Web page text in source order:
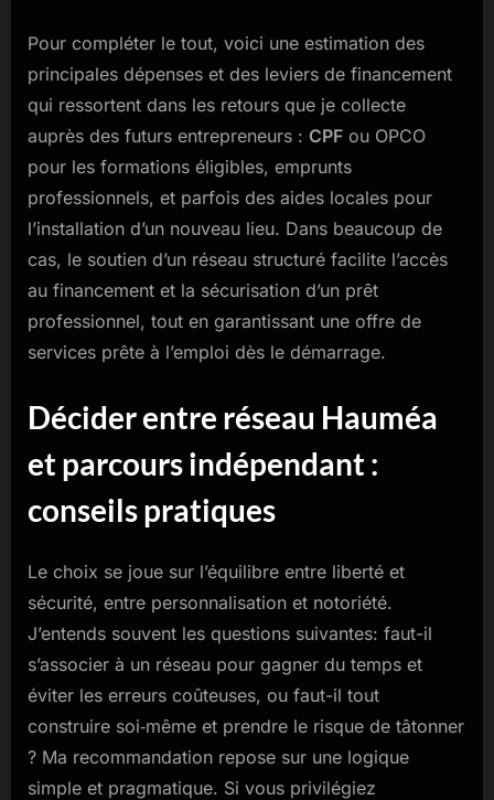
Pour compléter le tout, voici une estimation des
principales dépenses et des leviers de financement
qui ressortent dans les retours que je collecte
auprès des futurs entrepreneurs : CPF ou OPCO
pour les formations éligibles, emprunts
professionnels, et parfois des aides locales pour
l’installation d’un nouveau lieu. Dans beaucoup de
cas, le soutien d’un réseau structuré facilite l’accès
au financement et la sécurisation d’un prêt
professionnel, tout en garantissant une offre de
services prête à l’emploi dès le démarrage.
Décider entre réseau Hauméa
et parcours indépendant :
conseils pratiques
Le choix se joue sur l’équilibre entre liberté et
sécurité, entre personnalisation et notoriété.
J’entends souvent les questions suivantes: faut-il
s’associer à un réseau pour gagner du temps et
éviter les erreurs coûteuses, ou faut-il tout
construire soi‑même et prendre le risque de tâtonner
? Ma recommandation repose sur une logique
simple et pragmatique. Si vous privilégiez